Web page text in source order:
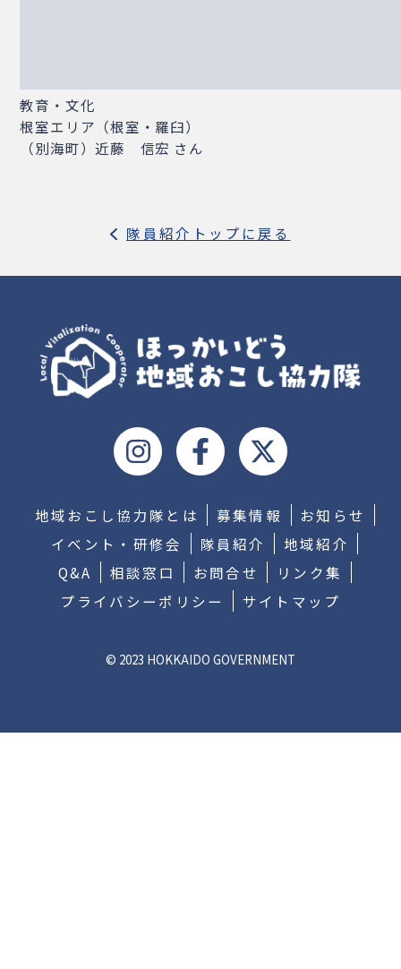
教育・文化
根室エリア（根室・羅臼）
（別海町）近藤 信宏 さん
隊員紹介トップに戻る
地域おこし協力隊とは 募集情報
お知らせ
イベント・研修会
隊員紹介
地域紹介
Q&A
相談窓口 お問合せ
リンク集
プライバシーポリシー
サイトマップ
© 2023 HOKKAIDO GOVERNMENT